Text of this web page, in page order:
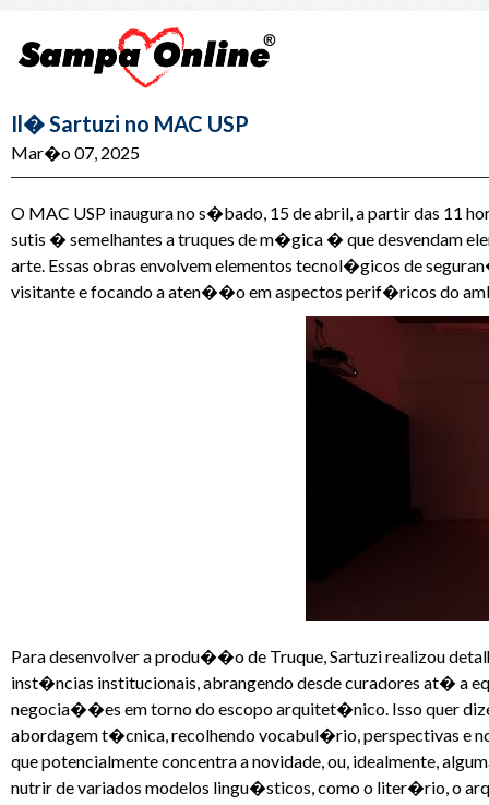
Il� Sartuzi no MAC USP
Mar�o 07, 2025
O MAC USP inaugura no s�bado, 15 de abril, a partir das
sutis � semelhantes a truques de m�gica � que desvendam
arte. Essas obras envolvem elementos tecnol�gicos de
visitante e focando a aten��o em aspectos perif�ricos do
Para desenvolver a produ��o de Truque, Sartuzi realizou
inst�ncias institucionais, abrangendo desde curadores at� a
negocia��es em torno do escopo arquitet�nico. Isso quer
abordagem t�cnica, recolhendo vocabul�rio, perspectivas e
que potencialmente concentra a novidade, ou, idealmente,
nutrir de variados modelos lingu�sticos, como o liter�rio, o